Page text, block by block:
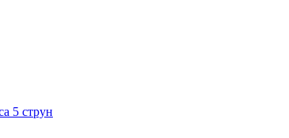
5 струн